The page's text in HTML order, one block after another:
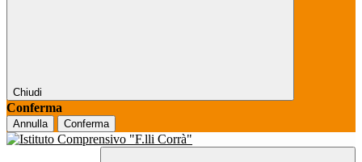
Chiudi
Conferma
Annulla Conferma